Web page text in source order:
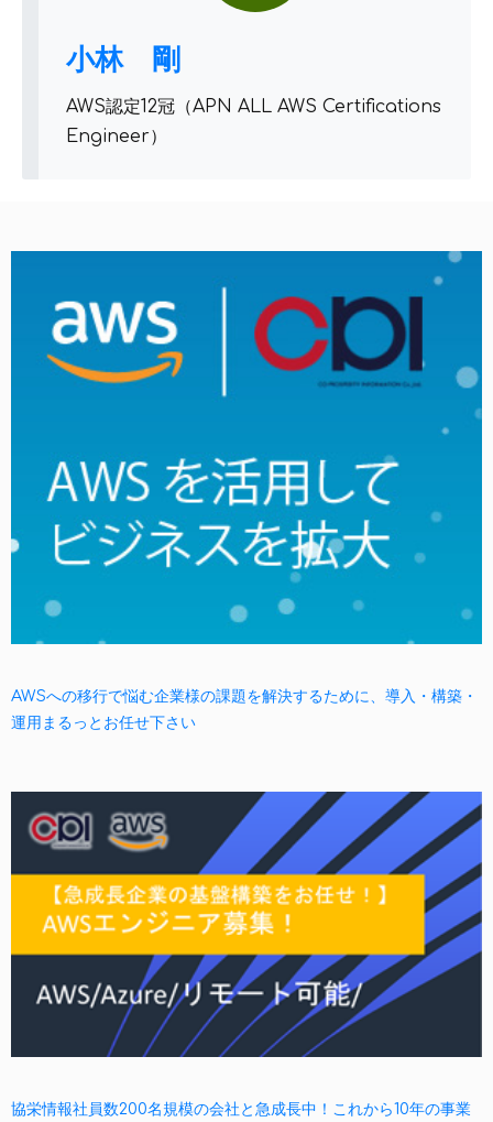
AWSへの移行で悩む企業様の課題を解決するために、導入・構築・
運用まるっとお任せ下さい
協栄情報社員数200名規模の会社と急成長中！これから10年の事業
小林 剛
AWS認定12冠（APN ALL AWS Certifications
Engineer）